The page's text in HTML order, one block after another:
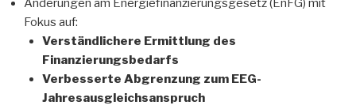
Änderungen am Energiefinanzierungsgesetz (EnFG) mit
Fokus auf:
Verständlichere Ermittlung des
Finanzierungsbedarfs
Verbesserte Abgrenzung zum EEG-
Jahresausgleichsanspruch